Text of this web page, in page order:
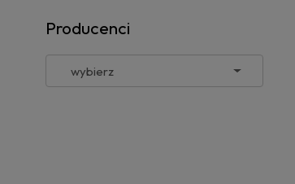
Producenci